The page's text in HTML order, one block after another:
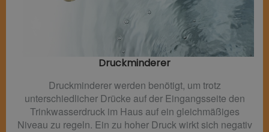
Druckminderer​
Druckminderer werden benötigt, um trotz
unterschiedlicher Drücke auf der Eingangsseite den
Trinkwasserdruck im Haus auf ein gleichmäßiges
Niveau zu regeln. Ein zu hoher Druck wirkt sich negativ